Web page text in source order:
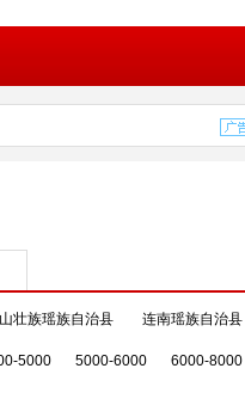
壮族瑶族自治县 连南瑶族自治县
5000 5000-6000 6000-8000